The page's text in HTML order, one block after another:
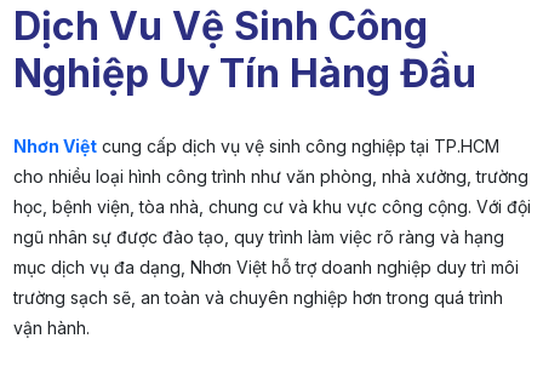
Dịch Vu Vệ Sinh Công
Nghiệp Uy Tín Hàng Đầu
Nhơn Việtcung cấp dịch vụ vệ sinh công nghiệp tại TP.HCM
cho nhiều loại hình công trình như văn phòng, nhà xưởng, trường
học, bệnh viện, tòa nhà, chung cư và khu vực công cộng. Với đội
ngũ nhân sự được đào tạo, quy trình làm việc rõ ràng và hạng
mục dịch vụ đa dạng, Nhơn Việt hỗ trợ doanh nghiệp duy trì môi
trường sạch sẽ, an toàn và chuyên nghiệp hơn trong quá trình
vận hành.